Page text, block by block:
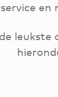
en
leukste